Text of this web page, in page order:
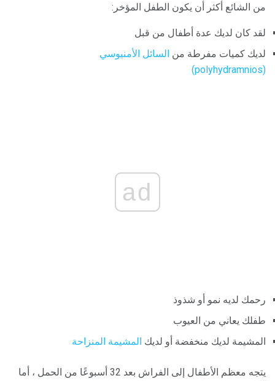
من الشائع أكثر أن يكون الطفل المؤخر:
لقد كان لديك عدة أطفال من قبل
لديك كميات مفرطة من السائل الأمنيوسي
(polyhydramnios)
ad
رحمك لديه نمو أو شذوذ
طفلك يعاني من العيوب
المشيمة لديك منخفضة أو لديك المشيمة المنزاحة
يتجه معظم الأطفال إلى الفراش بعد 32 أسبوعًا من الحمل ، أما